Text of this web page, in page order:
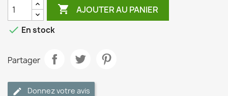
 AJOUTER AU PANIER
 En stock
Partager
Donnez votre avis